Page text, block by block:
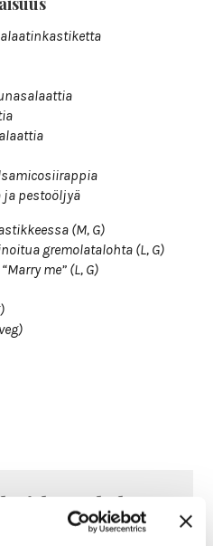
ja pes­to­öljyä
(M, G)
gre­mo­la­ta­lohta (L, G)
me” (L, G)
kun Juhulassa
uutta? Tilaa